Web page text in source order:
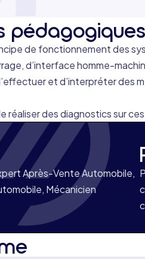
de fonctionnement des
d’interface homme-
et d’interpréter des
réaliser des diagnostics sur
Après-Vente Automobile,
Mécanicien